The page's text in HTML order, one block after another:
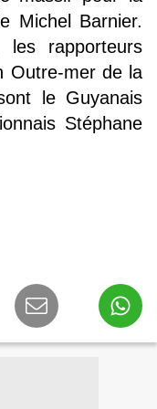
Michel Barnier.
les rapporteurs
Outre-mer de la
le Guyanais
Stéphane